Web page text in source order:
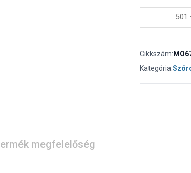
501
Cikkszám:
Kategória:
megfelelőség